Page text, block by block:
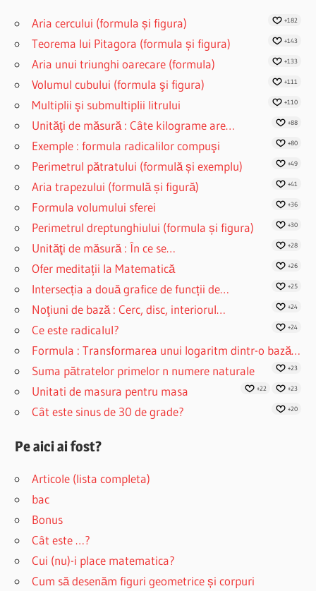
Aria cercului (formula și figura) +182
Teorema lui Pitagora (formula și figura) +143
Aria unui triunghi oarecare (formula) +133
Volumul cubului (formula şi figura) +111
Multiplii şi submultiplii litrului +110
Unităţi de măsură : Câte kilograme are… +88
Exemple : formula radicalilor compuşi +80
Perimetrul pătratului (formulă și exemplu) +49
Aria trapezului (formulă și figură) +41
Formula volumului sferei +36
Perimetrul dreptunghiului (formula și figura) +30
Unităţi de măsură : În ce se… +28
Ofer meditații la Matematică +26
Intersecția a două grafice de funcții de… +25
Noţiuni de bază : Cerc, disc, interiorul… +24
Ce este radicalul? +24
Formula : Transformarea unui logaritm dintr-o bază…
+23
Suma pătratelor primelor n numere naturale
+23
Unitati de masura pentru masa +22
Cât este sinus de 30 de grade? +20
Pe aici ai fost?
Articole (lista completa)
bac
Bonus
Cât este …?
Cui (nu)-i place matematica?
Cum să desenăm figuri geometrice și corpuri